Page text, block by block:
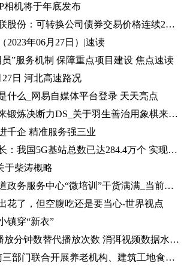
相机将于年底发布
环球热消息：英联股份：可转换公司债券交易价格连续2个交易日内收盘价格涨幅偏离值累计超过30%
2023年06月27日）|速读
”服务机制 保障重点项目建设 焦点速读
日 河北高速路况
什么_网易自媒体平台登录 天天亮点
羽生善治用象棋来锻炼决断力DS_关于羽生善治用象棋来锻炼决断力DS介绍
千企 精准服务强三业
中国信通院副院长：我国5G基站总数已达284.4万个 实现“县县通5G”_热消息
于柴涛概略
大兴区天宫院街道政务服务中心“微培训”干货满满_当前快看
花了，但空腹吃还是要当心-世界视点
镇穿“新衣”
B站陈睿：将用播放分钟数替代播放次数 消弭视频数据水分|通讯
为期5个月！云南三部门联合开展养老机构、建筑工地食堂食品安全专项检查 天天热讯